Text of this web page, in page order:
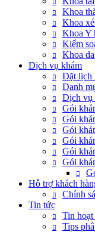
Khoa
Khoa
Khoa Y
Kiểm
Khoa
Dịch vụ khám
Đặt lịch
Danh
Dịch vụ
Gói
Gói
Gói
Gói
Gói
Gói
Hỗ trợ khách
Chính
Tin tức
Tin
Tips